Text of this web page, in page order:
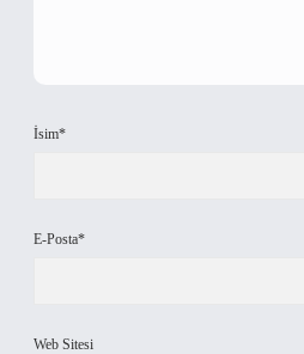
İsim*
E-Posta*
Web Sitesi